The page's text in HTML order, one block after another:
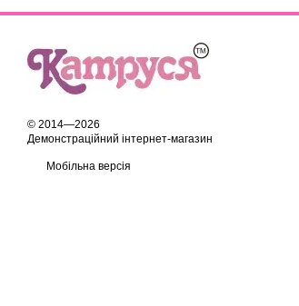
© 2014—2026
Демонстраційний інтернет-магазин
Мобільна версія